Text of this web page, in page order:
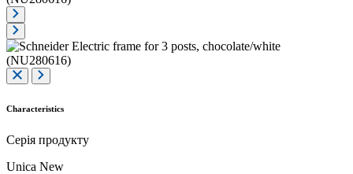
Characteristics
Серія продукту
Unica New